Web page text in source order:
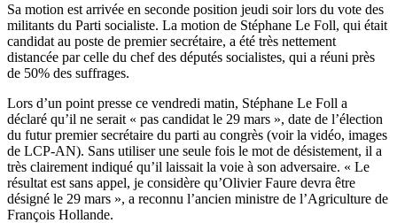
Sa motion est arrivée en seconde position jeudi soir lors du vote des
militants du Parti socialiste. La motion de Stéphane Le Foll, qui était
candidat au poste de premier secrétaire, a été très nettement
distancée par celle du chef des députés socialistes, qui a réuni près
de 50% des suffrages.
Lors d’un point presse ce vendredi matin, Stéphane Le Foll a
déclaré qu’il ne serait « pas candidat le 29 mars », date de l’élection
du futur premier secrétaire du parti au congrès (voir la vidéo, images
de LCP-AN). Sans utiliser une seule fois le mot de désistement, il a
très clairement indiqué qu’il laissait la voie à son adversaire. « Le
résultat est sans appel, je considère qu’Olivier Faure devra être
désigné le 29 mars », a reconnu l’ancien ministre de l’Agriculture de
François Hollande.